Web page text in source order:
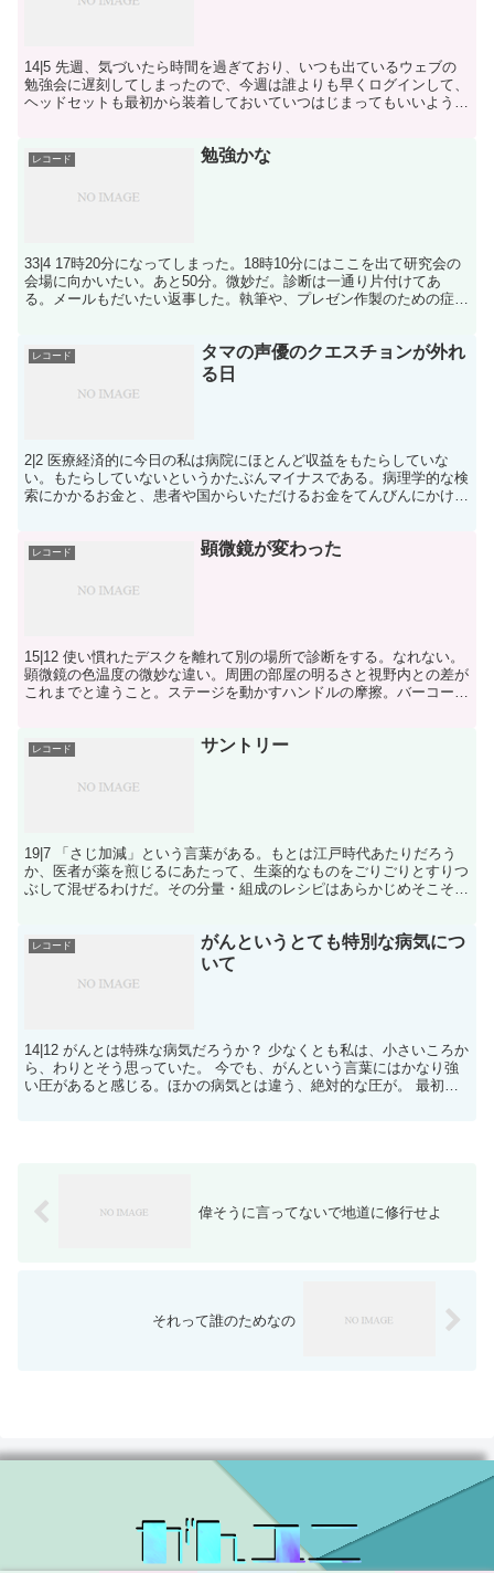
14|5 先週、気づいたら時間を過ぎており、いつも出ているウェブの
勉強会に遅刻してしまったので、今週は誰よりも早くログインして、
ヘッドセットも最初から装着しておいていつはじまってもいいように
レコード 勉強かな
33|4 17時20分になってしまった。18時10分にはここを出て研究会の
会場に向かいたい。あと50分。微妙だ。診断は一通り片付けてあ
る。メールもだいたい返事した。執筆や、プレゼン作製のための症例
レコード
タマの声優のクエスチョンが外れ
る日
2|2 医療経済的に今日の私は病院にほとんど収益をもたらしていな
い。もたらしていないというかたぶんマイナスである。病理学的な検
索にかかるお金と、患者や国からいただけるお金をてんびんにかける
レコード 顕微鏡が変わった
15|12 使い慣れたデスクを離れて別の場所で診断をする。なれない。
顕微鏡の色温度の微妙な違い。周囲の部屋の明るさと視野内との差が
これまでと違うこと。ステージを動かすハンドルの摩擦。バーコード
レコード サントリー
19|7 「さじ加減」という言葉がある。もとは江戸時代あたりだろう
か、医者が薬を煎じるにあたって、生薬的なものをごりごりとすりつ
ぶして混ぜるわけだ。その分量・組成のレシピはあらかじめそこそこ
レコード
がんというとても特別な病気につ
いて
14|12 がんとは特殊な病気だろうか？ 少なくとも私は、小さいころか
ら、わりとそう思っていた。 今でも、がんという言葉にはかなり強
い圧があると感じる。ほかの病気とは違う、絶対的な圧が。 最初に
偉そうに言ってないで地道に修行せよ
それって誰のためなの